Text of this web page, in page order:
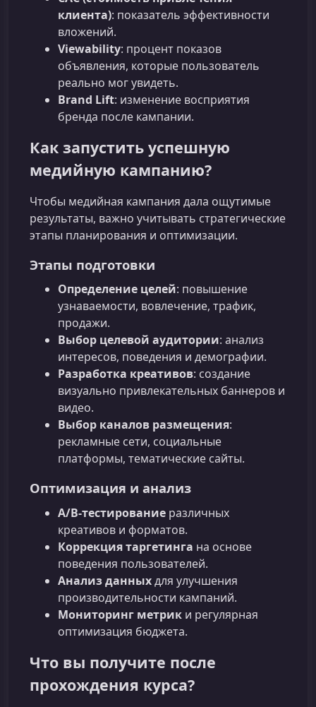
клиента): показатель эффективности
вложений.
Viewability: процент показов
объявления, которые пользователь
реально мог увидеть.
Brand Lift: изменение восприятия
бренда после кампании.
Как запустить успешную
медийную кампанию?
Чтобы медийная кампания дала ощутимые
результаты, важно учитывать стратегические
этапы планирования и оптимизации.
Этапы подготовки
Определение целей: повышение
узнаваемости, вовлечение, трафик,
продажи.
Выбор целевой аудитории: анализ
интересов, поведения и демографии.
Разработка креативов: создание
визуально привлекательных баннеров и
видео.
Выбор каналов размещения:
рекламные сети, социальные
платформы, тематические сайты.
Оптимизация и анализ
A/B‑тестирование различных
креативов и форматов.
Коррекция таргетинга на основе
поведения пользователей.
Анализ данныхдля улучшения
производительности кампаний.
Мониторинг метрик и регулярная
оптимизация бюджета.
Что вы получите после
прохождения курса?